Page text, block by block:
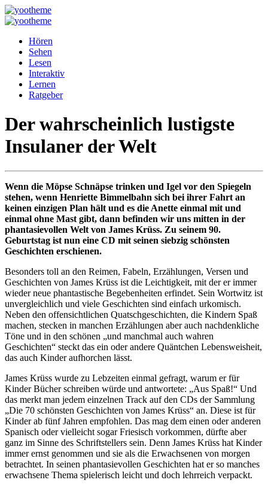
Hören
Sehen
Lesen
Interaktiv
Lernen
Ratgeber
Der wahrscheinlich lustigste
Insulaner der Welt
Wenn die Möpse Schnäpse trinken und Igel vor den Spiegeln
stehen, wenn Henriette Bimmelbahn sich bei ihrer Fahrt an
keinen einzigen Plan hält und es die Anette einmal mit und
einmal ohne Mast gibt, dann befinden wir uns mitten in der
phantasievollen Welt von James Krüss. Zu seinem 90.
Geburtstag ist nun eine CD mit seinen siebzig schönsten
Geschichten erschienen.
Besonders toll an den Reimen, Fabeln, Erzählungen, Versen und
Geschichten von James Krüss ist die Leichtigkeit, mit der er immer
wieder neue phantastische Begebenheiten erfindet. Sein Wortwitz ist
unvergleichlich und viele Geschichten sind einfach urkomisch.
Neben den offensichtlichen Quatschgeschichten, die Kindern Spaß
machen, stecken in manchen Erzählungen aber auch nachdenkliche
Töne und in den schönen „und manchmal auch wahren
Geschichten“ steckt das ein oder andere Quäntchen Lebensweisheit,
das auch Kinder aufhorchen lässt.
James Krüss wurde zu Lebzeiten einmal gefragt, warum er für
Kinder Bücher schreiben würde und antwortete: „Aus Spaß!“ Und
das merkt man jedem einzelnen Track auf den CDs der Sammlung
„Die 70 schönsten Geschichten von James Krüss“ an. Diese ist für
Kinder ab fünf Jahren empfohlen. Das mag dem einen oder anderen
Spanisch oder vielleicht sogar Friesisch vorkommen, dürfte aber
ganz im Sinne des Schriftstellers sein. Denn James Krüss hat Kinder
immer ernst genommen und sie als die Erwachsenen von morgen
betrachtet. In seinen phantasievollen Geschichten hat er so manches
erwachsene Thema spielerisch leicht und doch lehrreich verpackt.